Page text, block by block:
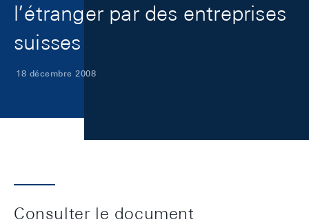
l’étranger par des entreprises
suisses
18 décembre 2008
Consulter le document